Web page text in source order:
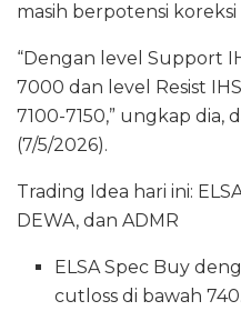
masih berpotensi
“Dengan level Support
7000 dan level Resist
7100-7150,” ungkap dia,
(7/5/2026).
Trading Idea hari ini:
DEWA, dan ADMR
ELSA Spec Buy
cutloss di bawah